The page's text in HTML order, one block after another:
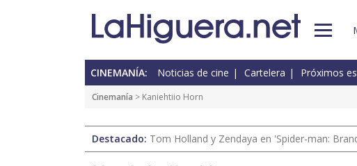
CINEMANÍA: Noticias de cine Cartelera Próximos
Cinemanía > Kaniehtiio Horn
Destacado: Tom Holland y Zendaya en 'Spider-man: